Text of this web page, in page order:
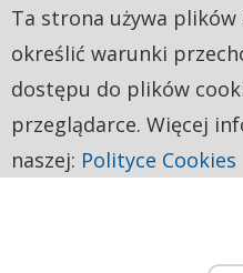
Ta strona używa plików
określić warunki
dostępu do plików
przeglądarce. Więcej
naszej: Polityce Cookies